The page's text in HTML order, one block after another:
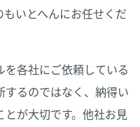
いとへんにお任せくだ
各社にご依頼している
るのではなく、納得い
が大切です。他社お見